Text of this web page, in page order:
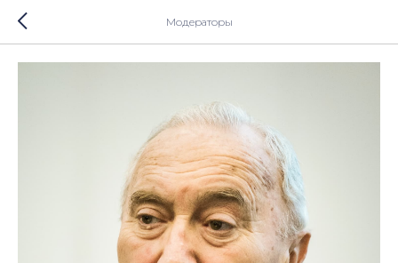
Модераторы